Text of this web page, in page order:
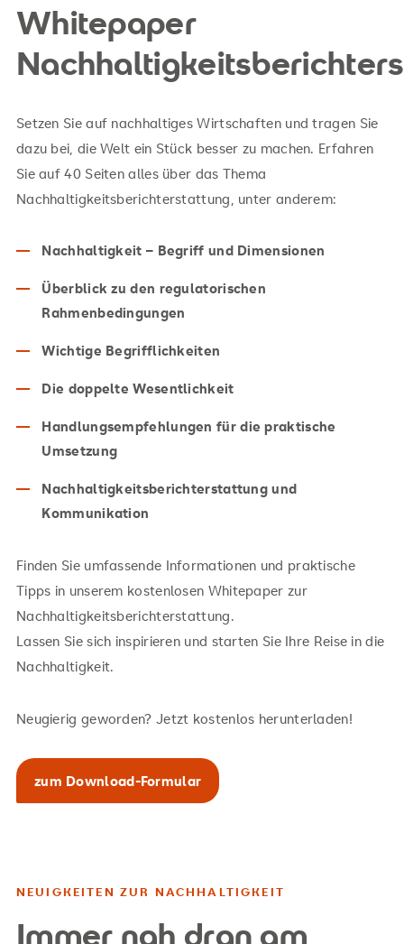
Whitepaper
Setzen Sie auf nachhaltiges Wirtschaften und tragen Sie
dazu bei, die Welt ein Stück besser zu machen. Erfahren
Sie auf 40 Seiten alles über das Thema
Nachhaltigkeitsberichterstattung, unter anderem:
Nachhaltigkeit – Begriff und Dimensionen
Überblick zu den regulatorischen
Rahmenbedingungen
Wichtige Begrifflichkeiten
Die doppelte Wesentlichkeit
Handlungsempfehlungen für die praktische
Umsetzung
Nachhaltigkeitsberichterstattung und
Kommunikation
Finden Sie umfassende Informationen und praktische
Tipps in unserem kostenlosen Whitepaper zur
Nachhaltigkeitsberichterstattung.
Lassen Sie sich inspirieren und starten Sie Ihre Reise in die
Nachhaltigkeit.
Neugierig geworden? Jetzt kostenlos herunterladen!
zum Download-Formular
NEUIGKEITEN ZUR NACHHALTIGKEIT
Immer nah dran am